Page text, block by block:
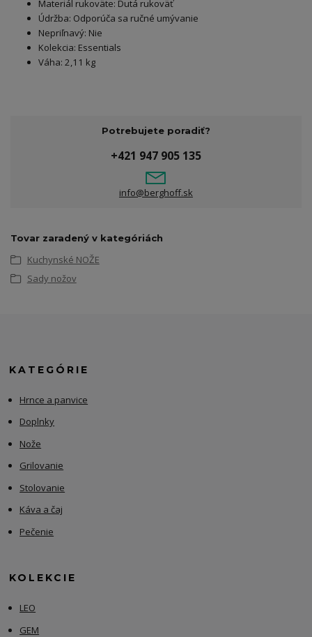
Materiál rukoväte: Dutá rukoväť
Údržba: Odporúča sa ručné umývanie
Nepriľnavý: Nie
Kolekcia: Essentials
Váha: 2,11 kg
Potrebujete poradiť?
+421 947 905 135
info@berghoff.sk
Tovar zaradený v kategóriách
Kuchynské NOŽE
Sady nožov
KATEGÓRIE
Hrnce a panvice
Doplnky
Nože
Grilovanie
Stolovanie
Káva a čaj
Pečenie
KOLEKCIE
LEO
GEM